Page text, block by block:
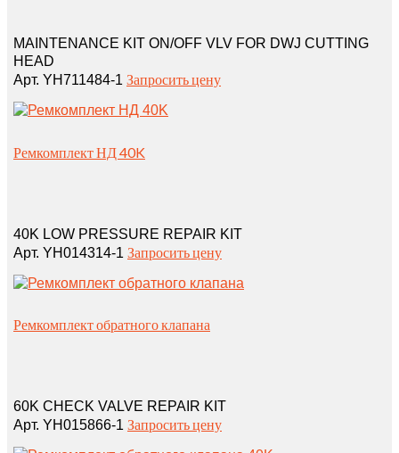
MAINTENANCE KIT ON/OFF VLV FOR DWJ CUTTING
HEAD
Арт. YH711484-1 Запросить цену
Ремкомплект НД 40K
40K LOW PRESSURE REPAIR KIT
Арт. YH014314-1 Запросить цену
Ремкомплект обратного клапана
60K CHECK VALVE REPAIR KIT
Арт. YH015866-1 Запросить цену